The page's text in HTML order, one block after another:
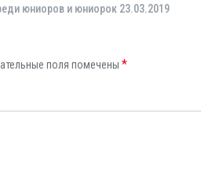
юниоров и юниорок 23.03.2019
поля помечены *